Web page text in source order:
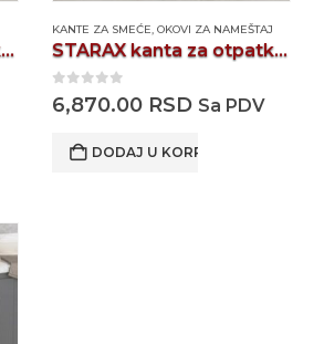
STARAX kanta za otpatke S2578A
KANTE ZA SMEĆE OKOVI ZA NAMEŠTAJ
STARAX kanta za otpatke S2579A
0out of 5
6,870.00 RSD Sa PDV
DODAJ U KORPU